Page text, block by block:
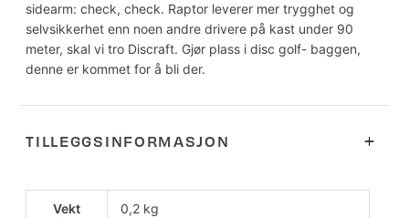
sidearm: check, check. Raptor leverer mer trygghet og
selvsikkerhet enn noen andre drivere på kast under 90
meter, skal vi tro Discraft. Gjør plass i disc golf- baggen,
denne er kommet for å bli der.
TILLEGGSINFORMASJON
Vekt 0,2 kg